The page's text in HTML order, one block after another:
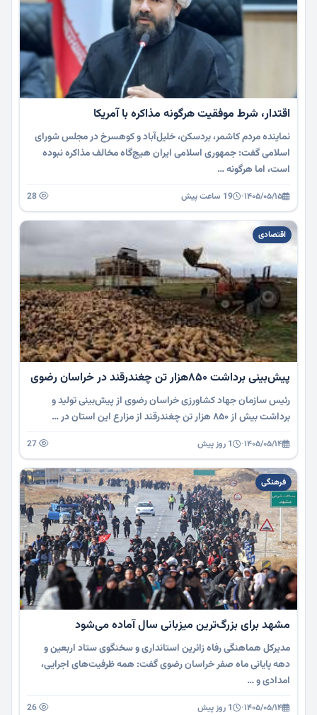
اقتدار، شرط موفقیت هرگونه مذاکره با آمریکا
نماینده مردم کاشمر، بردسکن، خلیل‌آباد و کوهسرخ در مجلس شورای
اسلامی گفت: جمهوری اسلامی ایران هیچ‌گاه مخالف مذاکره نبوده
است، اما هرگونه …
۱۴۰۵/۰۵/۱۵· 19 ساعت پیش
اقتصادی
پیش‌بینی برداشت ۸۵۰هزار تن چغندرقند در خراسان رضوی
رئیس سازمان جهاد کشاورزی خراسان رضوی از پیش‌بینی تولید و
برداشت بیش از ۸۵۰ هزار تن چغندرقند از مزارع این استان در …
۱۴۰۵/۰۵/۱۴· 1 روز پیش
فرهنگی
مشهد برای بزرگ‌ترین میزبانی سال آماده می‌شود
مدیرکل هماهنگی رفاه زائرین استانداری و سخنگوی ستاد اربعین و
دهه پایانی ماه صفر خراسان رضوی گفت: همه ظرفیت‌های اجرایی،
امدادی و …
۱۴۰۵/۰۵/۱۴· 1 روز پیش